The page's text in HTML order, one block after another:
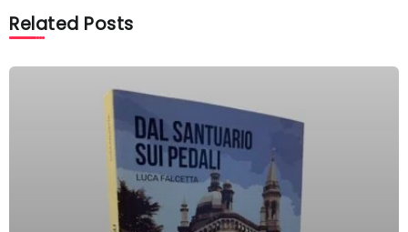
Related Posts